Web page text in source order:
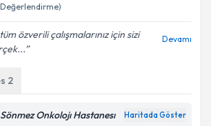
verilerimin işlenmesine ilişkin
okudum ve kişisel verilerimin belirtilen
işlenmesini kabul ediyorum.
Değerlendirme)
özverili çalışmalarınız için sizi
Devamı
2
Onkolojı Hastanesı Haritada Göster